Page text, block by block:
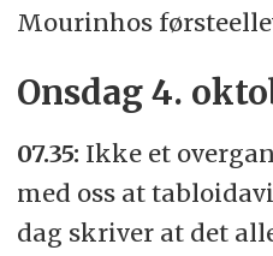
Mourinhos
Onsdag 4.
07.35: Ikke et
med oss at
dag skriver at det